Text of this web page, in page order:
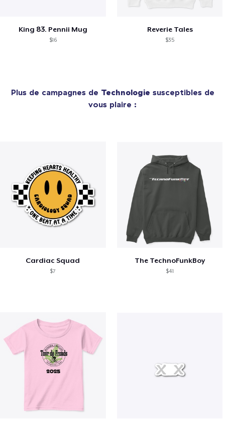
King 83. Pennii Mug
$16
Reverie Tales
$35
Plus de campagnes de Technologie susceptibles de
vous plaire :
Cardiac Squad
$7
The TechnoFunkBoy
$41